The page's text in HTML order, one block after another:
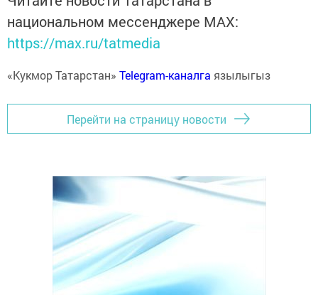
национальном мессенджере MАХ:
https://max.ru/tatmedia
«Кукмор Татарстан» Telegram-каналга язылыгыз
Перейти на страницу новости